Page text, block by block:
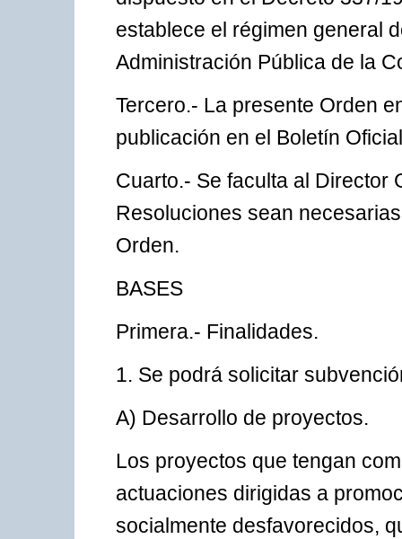
establece el régimen general
Administración Pública de la
Tercero.- La presente Orden
publicación en el Boletín
Cuarto.- Se faculta al Director
Resoluciones sean
Orden.
BASES
Primera.- Finalidades.
1. Se podrá solicitar
A) Desarrollo de proyectos.
Los proyectos que tengan
actuaciones dirigidas a
socialmente desfavorecidos,